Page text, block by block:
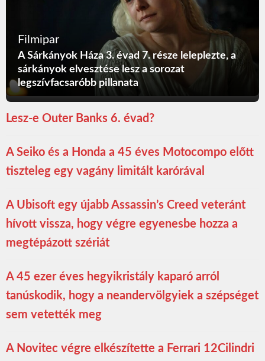
Filmipar
A Sárkányok Háza 3. évad 7. része leleplezte, a
sárkányok elvesztése lesz a sorozat
legszívfacsaróbb pillanata
Lesz-e Outer Banks 6. évad?
A Seiko és a Honda a 45 éves Motocompo előtt
tiszteleg egy vagány limitált karórával
A Ubisoft egy újabb Assassin’s Creed veteránt
hívott vissza, hogy végre egyenesbe hozza a
megtépázott szériát
A 45 ezer éves hegyikristály kaparó arról
tanúskodik, hogy a neandervölgyiek a szépséget
sem vetették meg
A Novitec végre elkészítette a Ferrari 12Cilindri